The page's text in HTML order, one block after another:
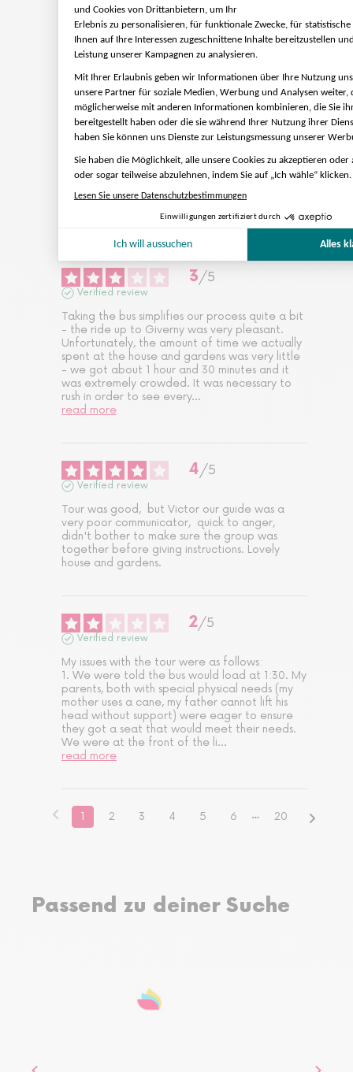
Too much to see too little time
2 /5
I was very disappointed by the amount of time
I had to be able to actually look around
to walk around and really enjoy the place, and
when we arrived I was told we had less than an
hour to see everything. I wanted to have more
time and now I know I would ...
3/5
Verified review
Taking the bus simplifies our process quite a bit
- the ride up to Giverny was very pleasant.
Unfortunately, the amount of time we actually
spent at the house and gardens was very little
- we got about 1 hour and 30 minutes and it
was extremely crowded. It was necessary to
rush in order to see every...
read more
4/5
Verified review
Tour was good,  but Victor our guide was a
very poor communicator,  quick to anger,
didn't bother to make sure the group was
together before giving instructions. Lovely
house and gardens.
2/5
Verified review
My issues with the tour were as follows:
1. We were told the bus would load at 1:30. My
parents, both with special physical needs (my
mother uses a cane, my father cannot lift his
head without support) were eager to ensure
they got a seat that would meet their needs.
We were at the front of the li...
read more
1 2 3 4 5 6 20
Passend zu deiner Suche